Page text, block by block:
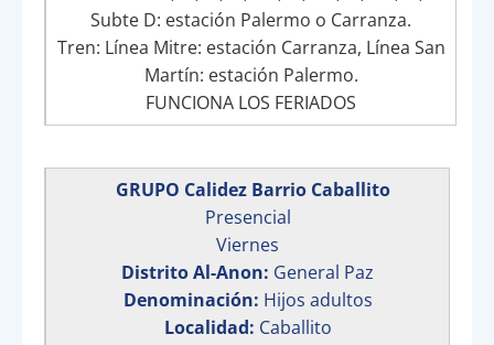
Subte D: estación Palermo o Carranza.
Tren: Línea Mitre: estación Carranza, Línea San
Martín: estación Palermo.
FUNCIONA LOS FERIADOS
GRUPO Calidez Barrio Caballito
Presencial
Viernes
Distrito Al-Anon: General Paz
Denominación: Hijos adultos
Localidad: Caballito